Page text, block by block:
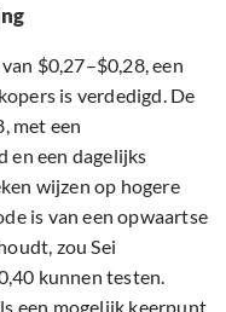
$0,27–$0,28, een
is verdedigd. De
met een
en een dagelijks
wijzen op hogere
is van een opwaartse
zou Sei
kunnen testen.
een mogelijk keerpunt